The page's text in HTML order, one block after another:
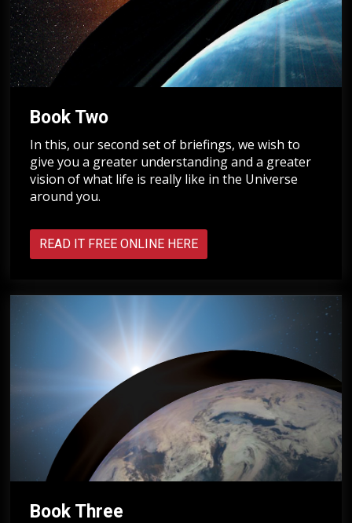
Book Two
In this, our second set of briefings, we wish to
give you a greater understanding and a greater
vision of what life is really like in the Universe
around you.
READ IT FREE ONLINE HERE
Book Three